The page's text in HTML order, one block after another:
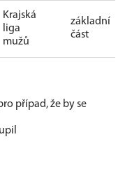
Krajská
liga
mužů
základní
část
případ, že by se